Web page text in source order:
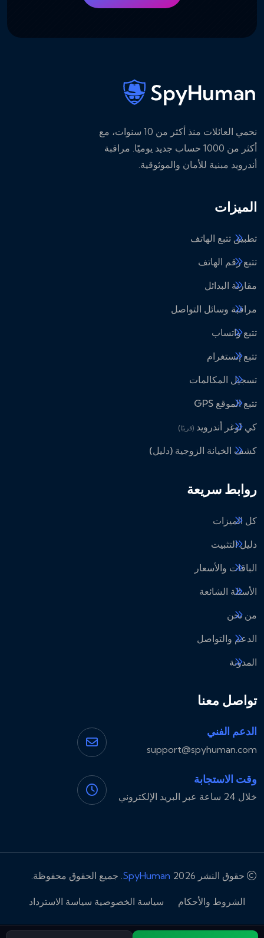
نحمي العائلات منذ أكثر من 10 سنوات، مع
أكثر من 1000 حساب جديد يوميًا. مراقبة
أندرويد مبنية للأمان والموثوقية.
الميزات
تطبيق تتبع الهاتف
تتبع رقم الهاتف
مقارنة البدائل
مراقبة وسائل التواصل
تتبع واتساب
تتبع إنستغرام
تسجيل المكالمات
تتبع الموقع GPS
كي لوغر أندرويد (قريبًا)
كشف الخيانة الزوجية (دليل)
روابط سريعة
كل الميزات
دليل التثبيت
الباقات والأسعار
الأسئلة الشائعة
من نحن
الدعم والتواصل
المدونة
تواصل معنا
الدعم الفني
support@spyhuman.com
وقت الاستجابة
خلال 24 ساعة عبر البريد الإلكتروني
حقوق النشر 2026 SpyHuman. جميع الحقوق محفوظة.
الشروط والأحكام سياسة الخصوصية سياسة الاسترداد